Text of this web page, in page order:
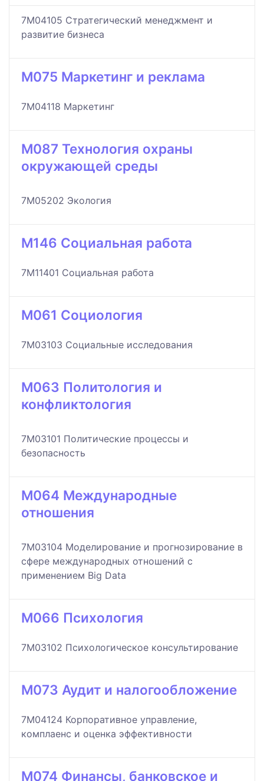
7M04105 Стратегический менеджмент и
развитие бизнеса
M075 Маркетинг и реклама
7M04118 Маркетинг
M087 Технология охраны
окружающей среды
7M05202 Экология
M146 Социальная работа
7M11401 Социальная работа
M061 Социология
7M03103 Социальные исследования
M063 Политология и
конфликтология
7M03101 Политические процессы и
безопасность
M064 Международные
отношения
7M03104 Моделирование и прогнозирование в
сфере международных отношений с
применением Big Data
M066 Психология
7M03102 Психологическое консультирование
M073 Аудит и налогообложение
7M04124 Корпоративное управление,
комплаенс и оценка эффективности
M074 Финансы, банковское и